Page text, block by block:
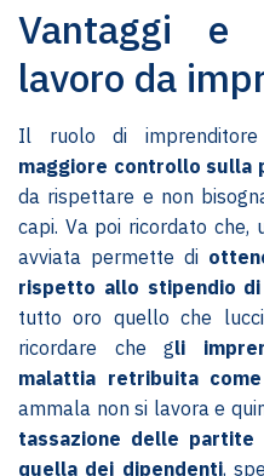
Vantaggi e
lavoro da
Il ruolo di
maggiore controllo sulla
da rispettare e non
capi. Va poi ricordato che,
avviata permette di
rispetto allo stipendio
tutto oro quello che
ricordare che gli
malattia retribuita
ammala non si lavora e
tassazione delle
quella dei dipendenti,